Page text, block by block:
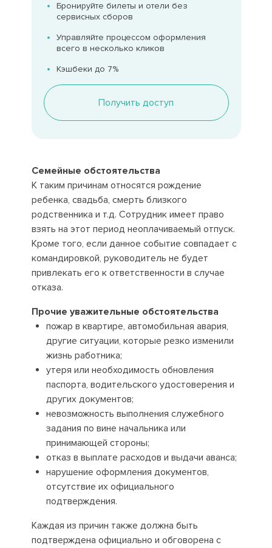
Бронируйте билеты и отели без
сервисных сборов
Управляйте процессом оформления
всего в несколько кликов
Кэшбеки до 7%
Получить доступ
Семейные обстоятельства
К таким причинам относятся рождение
ребенка, свадьба, смерть близкого
родственника и т.д. Сотрудник имеет право
взять на этот период неоплачиваемый отпуск.
Кроме того, если данное событие совпадает с
командировкой, руководитель не будет
привлекать его к ответственности в случае
отказа.
Прочие уважительные обстоятельства
пожар в квартире, автомобильная авария,
другие ситуации, которые резко изменили
жизнь работника;
утеря или необходимость обновления
паспорта, водительского удостоверения и
других документов;
невозможность выполнения служебного
задания по вине начальника или
принимающей стороны;
отказ в выплате расходов и выдачи аванса;
нарушение оформления документов,
отсутствие их официального
подтверждения.
Каждая из причин также должна быть
подтверждена официально и обговорена с